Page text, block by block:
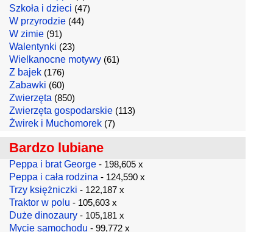
Szkoła i dzieci (47)
W przyrodzie (44)
W zimie (91)
Walentynki (23)
Wielkanocne motywy (61)
Z bajek (176)
Zabawki (60)
Zwierzęta (850)
Zwierzęta gospodarskie (113)
Żwirek i Muchomorek (7)
Bardzo lubiane
Peppa i brat George - 198,605 x
Peppa i cała rodzina - 124,590 x
Trzy księżniczki - 122,187 x
Traktor w polu - 105,603 x
Duże dinozaury - 105,181 x
Mycie samochodu - 99,772 x